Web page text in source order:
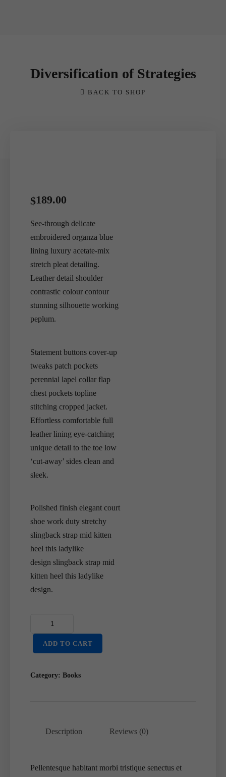
Diversification of Strategies
BACK TO SHOP
$189.00
See-through delicate
embroidered organza blue
lining luxury acetate-mix
stretch pleat detailing.
Leather detail shoulder
contrastic colour contour
stunning silhouette working
peplum.
Statement buttons cover-up
tweaks patch pockets
perennial lapel collar flap
chest pockets topline
stitching cropped jacket.
Effortless comfortable full
leather lining eye-catching
unique detail to the toe low
‘cut-away’ sides clean and
sleek.
Polished finish elegant court
shoe work duty stretchy
slingback strap mid kitten
heel this ladylike
design slingback strap mid
kitten heel this ladylike
design.
ADD TO CART
Category: Books
Description Reviews (0)
Pellentesque habitant morbi tristique senectus et